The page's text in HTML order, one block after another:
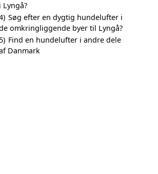
i Lyngå?
Søg efter en dygtig hundelufter i
omkringliggende byer til Lyngå?
5) Find en hundelufter i andre dele
Danmark